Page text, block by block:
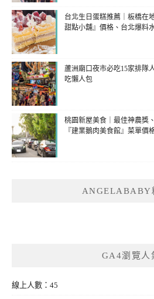
台北生日蛋糕推薦｜板橋在
甜點小舖』價格、台北爆料
蘆洲廟口夜市必吃15家排隊
吃懶人包
桃園新屋美食｜最佳神農獎
『建業鵝肉美食館』菜單價
ANGELABABY
GA4瀏覽人
線上人數：45